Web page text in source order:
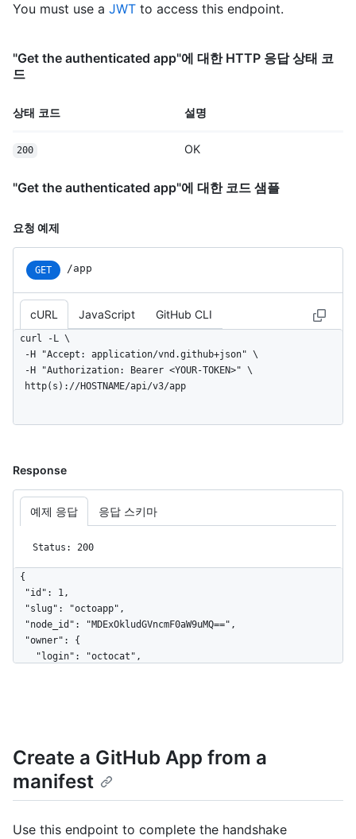
You must use a JWT to access this endpoint.
"Get the authenticated app"에 대한 HTTP 응답 상태 코
드
상태 코드 설명
200 OK
"Get the authenticated app"에 대한 코드 샘플
요청 예제
GET /app
cURL JavaScript GitHub CLI
curl -L \
  http(s)://HOSTNAME/api/v3/app
Response
예제 응답 응답 스키마
Status: 200
{
    "url": "https://HOSTNAME/users/octocat",
    "html_url": "https://github.com/octocat",
    "followers_url":
"https://HOSTNAME/users/octocat/followers",
"https://HOSTNAME/users/octocat/following{/other_user}",
Create a GitHub App from a
manifest
Use this endpoint to complete the handshake